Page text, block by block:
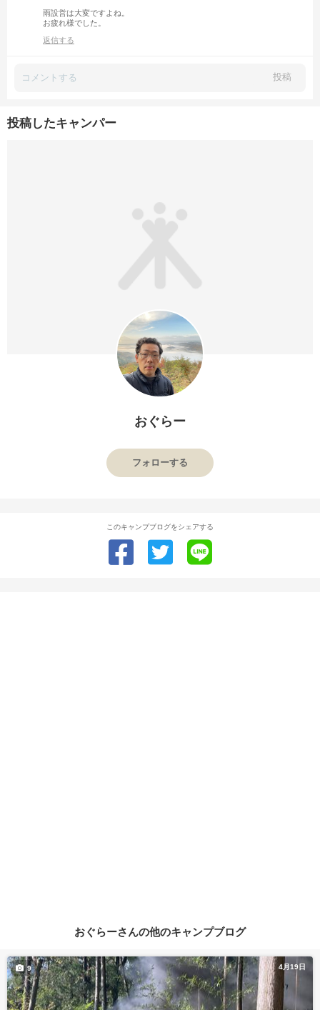
雨設営は大変ですよね。
お疲れ様でした。
返信する
投稿
投稿したキャンパー
おぐらー
フォローする
このキャンプブログをシェアする
おぐらーさんの他のキャンプブログ
4月19日
9